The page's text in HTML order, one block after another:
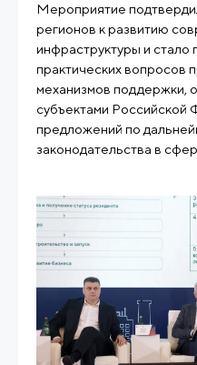
Мероприятие
регионов к развитию
инфраструктуры и
практических вопросов
механизмов поддержки,
субъектами
предложений по
законодательства в